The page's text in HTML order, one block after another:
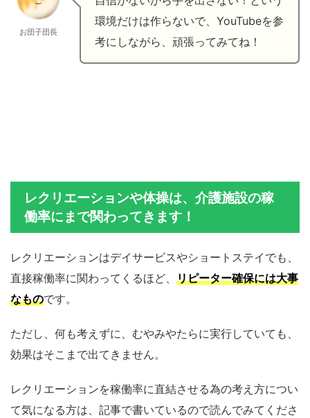
お団子団長
環境だけは作らないで、YouTubeを参
考にしながら、頑張ってみてね！
レクリエーションや体操は、介護施設の稼
働率にまで関わってきます！
レクリエーションはデイサービスやショートステイでも、
直接稼働率に関わってくるほど、 リピーター確保には大事
なものです。
ただし、何も考えずに、むやみやたらに実行していても、
効果はそこまで出てきません。
レクリエーションを稼働率に直結させる為の考え方につい
て気になる方は、記事で書いているので読んでみてくださ